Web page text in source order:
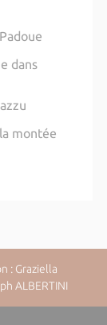
dans
montée
: Graziella
ALBERTINI